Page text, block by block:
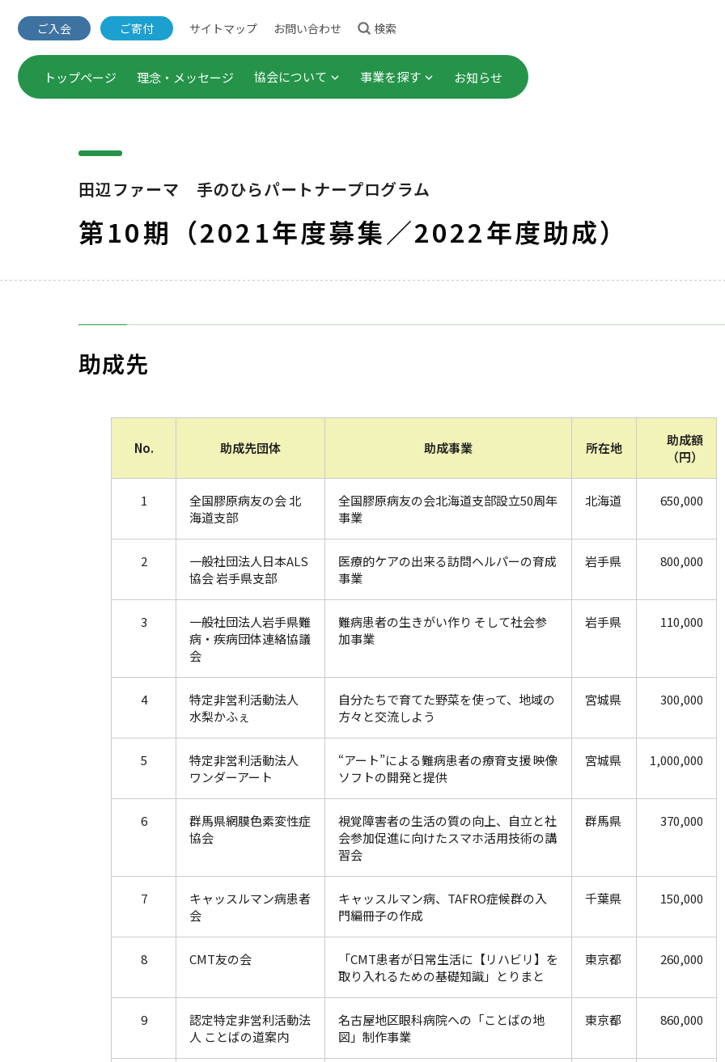
ご入会 ご寄付 サイトマップ お問い合わせ 検索
トップページ 理念・メッセージ 協会について
事業概要
定款・諸規程 事業計画・財務諸表 等
事業を探す
セミナー・研修
企業連携プロジェクト 助成事業
お知らせ
田辺ファーマ 手のひらパートナープログラム
第10期（2021年度募集／2022年度助成）
助成先
No. 助成先団体 助成事業 所在地
助成額
（円）
1
全国膠原病友の会 北
海道支部
全国膠原病友の会北海道支部設立50周年
事業
北海道 650,000
2
一般社団法人日本ALS
協会 岩手県支部
医療的ケアの出来る訪問ヘルパーの育成
事業
岩手県 800,000
3
一般社団法人岩手県難
病・疾病団体連絡協議
会
難病患者の生きがい作り そして社会参
加事業
岩手県 110,000
4
特定非営利活動法人
水梨かふぇ
自分たちで育てた野菜を使って、地域の
方々と交流しよう
宮城県 300,000
5
特定非営利活動法人
ワンダーアート
“アート”による難病患者の療育支援 映像
ソフトの開発と提供
宮城県 1,000,000
6
群馬県網膜色素変性症
協会
視覚障害者の生活の質の向上、自立と社
会参加促進に向けたスマホ活用技術の講
習会
群馬県 370,000
7
キャッスルマン病患者
会
キャッスルマン病、TAFRO症候群の入
門編冊子の作成
千葉県 150,000
8 CMT友の会
「CMT患者が日常生活に【リハビリ】を
取り入れるための基礎知識」とりまと
東京都 260,000
9
認定特定非営利活動法
人 ことばの道案内
名古屋地区眼科病院への「ことばの地
図」制作事業
東京都 860,000